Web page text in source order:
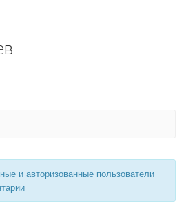
и авторизованные пользователи